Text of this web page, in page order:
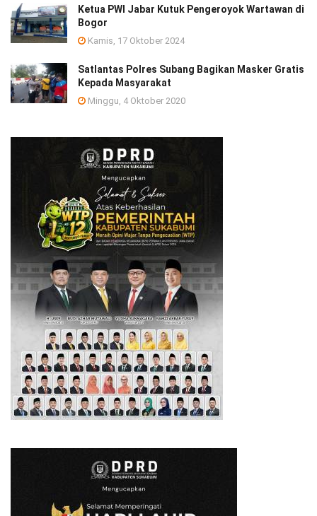
Ketua PWI Jabar Kutuk Pengeroyok Wartawan di
Bogor
Kamis, 17 Oktober 2024
Satlantas Polres Subang Bagikan Masker Gratis
Kepada Masyarakat
Minggu, 4 Oktober 2020